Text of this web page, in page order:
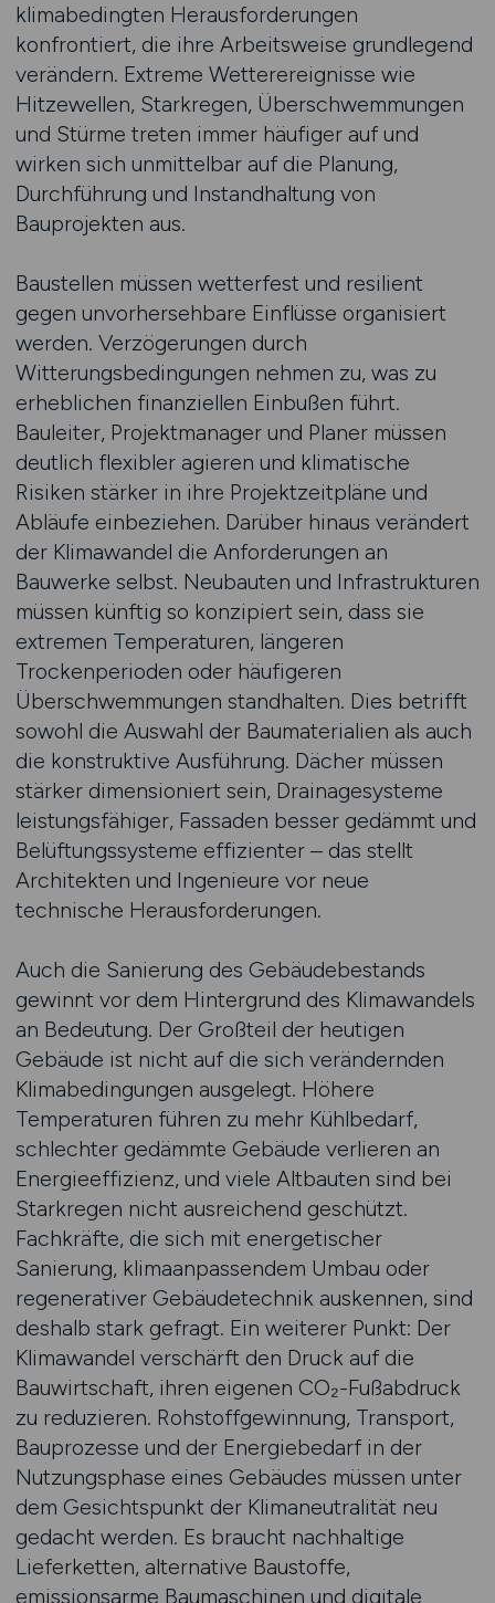
klimabedingten Herausforderungen
konfrontiert, die ihre Arbeitsweise grundlegend
verändern. Extreme Wetterereignisse wie
Hitzewellen, Starkregen, Überschwemmungen
und Stürme treten immer häufiger auf und
wirken sich unmittelbar auf die Planung,
Durchführung und Instandhaltung von
Bauprojekten aus.
Baustellen müssen wetterfest und resilient
gegen unvorhersehbare Einflüsse organisiert
werden. Verzögerungen durch
Witterungsbedingungen nehmen zu, was zu
erheblichen finanziellen Einbußen führt.
Bauleiter, Projektmanager und Planer müssen
deutlich flexibler agieren und klimatische
Risiken stärker in ihre Projektzeitpläne und
Abläufe einbeziehen. Darüber hinaus verändert
der Klimawandel die Anforderungen an
Bauwerke selbst. Neubauten und Infrastrukturen
müssen künftig so konzipiert sein, dass sie
extremen Temperaturen, längeren
Trockenperioden oder häufigeren
Überschwemmungen standhalten. Dies betrifft
sowohl die Auswahl der Baumaterialien als auch
die konstruktive Ausführung. Dächer müssen
stärker dimensioniert sein, Drainagesysteme
leistungsfähiger, Fassaden besser gedämmt und
Belüftungssysteme effizienter – das stellt
Architekten und Ingenieure vor neue
technische Herausforderungen.
Auch die Sanierung des Gebäudebestands
gewinnt vor dem Hintergrund des Klimawandels
an Bedeutung. Der Großteil der heutigen
Gebäude ist nicht auf die sich verändernden
Klimabedingungen ausgelegt. Höhere
Temperaturen führen zu mehr Kühlbedarf,
schlechter gedämmte Gebäude verlieren an
Energieeffizienz, und viele Altbauten sind bei
Starkregen nicht ausreichend geschützt.
Fachkräfte, die sich mit energetischer
Sanierung, klimaanpassendem Umbau oder
regenerativer Gebäudetechnik auskennen, sind
deshalb stark gefragt. Ein weiterer Punkt: Der
Klimawandel verschärft den Druck auf die
Bauwirtschaft, ihren eigenen CO₂-Fußabdruck
zu reduzieren. Rohstoffgewinnung, Transport,
Bauprozesse und der Energiebedarf in der
Nutzungsphase eines Gebäudes müssen unter
dem Gesichtspunkt der Klimaneutralität neu
gedacht werden. Es braucht nachhaltige
Lieferketten, alternative Baustoffe,
emissionsarme Baumaschinen und digitale